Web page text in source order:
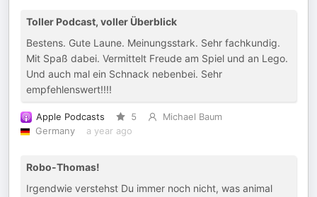
Toller Podcast, voller Überblick
Bestens. Gute Laune. Meinungsstark. Sehr fachkundig.
Mit Spaß dabei. Vermittelt Freude am Spiel und an Lego.
Und auch mal ein Schnack nebenbei. Sehr
empfehlenswert!!!!
Apple Podcasts 5
Michael Baum
Germany
a year ago
Robo-Thomas!
Irgendwie verstehst Du immer noch nicht, was animal